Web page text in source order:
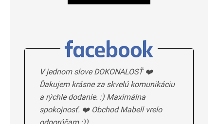
V jednom slove DOKONALOSŤ ❤️
Ďakujem krásne za skvelú komunikáciu
a rýchle dodanie. :) Maximálna
spokojnosť. ❤️ Obchod Mabell vrelo
odporúčam :))